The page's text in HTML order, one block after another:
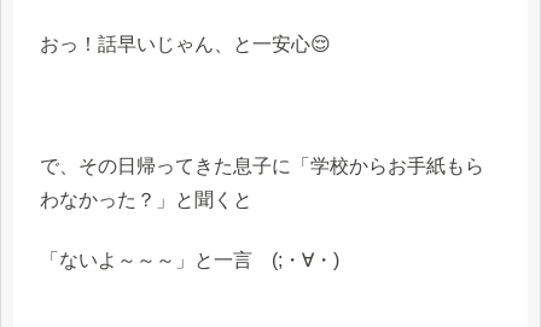
おっ！話早いじゃん、と一安心😌
で、その日帰ってきた息子に「学校からお手紙もら
わなかった？」と聞くと
「ないよ～～～」と一言 (;・∀・)